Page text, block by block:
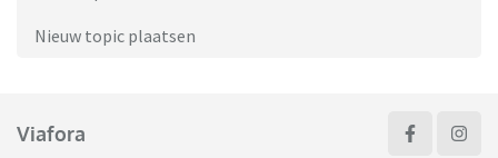
Nieuw topic plaatsen
Viafora